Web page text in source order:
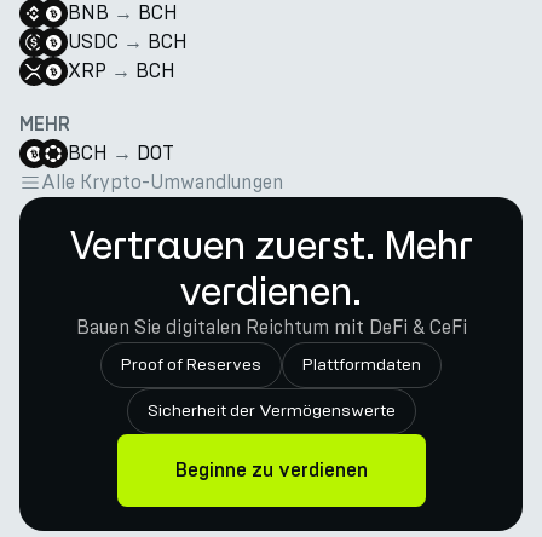
BNB → BCH
USDC → BCH
XRP → BCH
MEHR
BCH → DOT
Alle Krypto-Umwandlungen
Vertrauen zuerst. Mehr
verdienen.
Bauen Sie digitalen Reichtum mit DeFi & CeFi
Proof of Reserves Plattformdaten
Sicherheit der Vermögenswerte
Beginne zu verdienen